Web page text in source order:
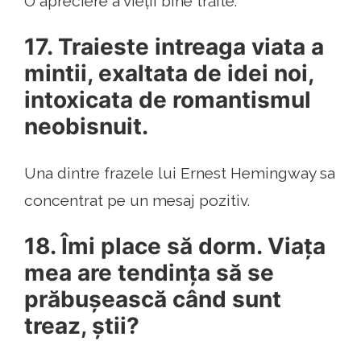
17. Traieste intreaga viata a
mintii, exaltata de idei noi,
intoxicata de romantismul
neobisnuit.
Una dintre frazele lui Ernest Hemingway sa
concentrat pe un mesaj pozitiv.
18. Îmi place să dorm. Viața
mea are tendința să se
prăbușească când sunt
treaz, știi?